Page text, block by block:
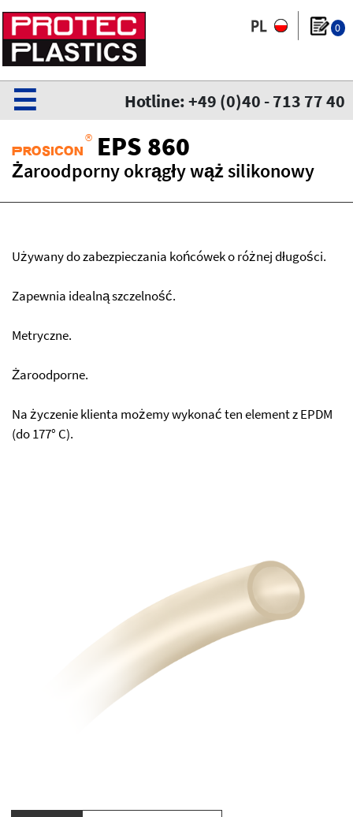
0
Hotline: +49 (0)40 - 713 77 40
☰
Prosicon ® EPS 860
Żaroodporny okrągły wąż silikonowy
Używany do zabezpieczania końcówek o różnej długości.
Zapewnia idealną szczelność.
Metryczne.
Żaroodporne.
Na życzenie klienta możemy wykonać ten element z EPDM
(do 177° C).